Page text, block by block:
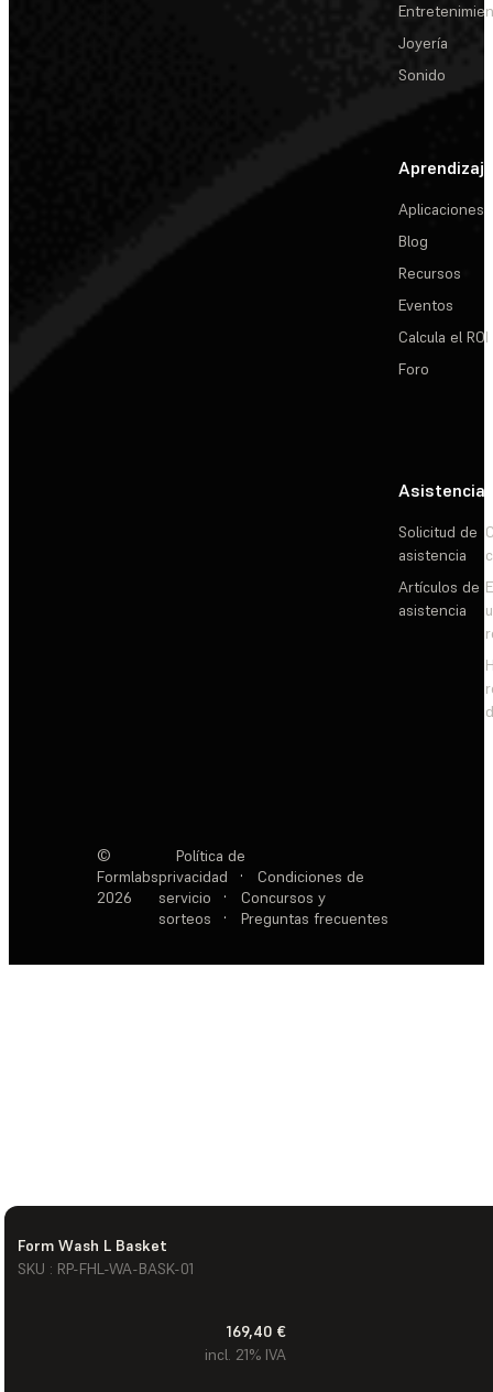
Form Wash L Basket
SKU : RP-FHL-WA-BASK-01
169,40 €
incl. 21% IVA
Joyería
Sonido
Aprendizaje
Aplicaciones
Blog
Recursos
Eventos
Calcula el ROI
Foro
Asistencia
Solicitud de
asistencia
Artículos de
asistencia
©
Formlabs
2026
Política de
privacidad
·
Condiciones de
servicio
·
Concursos y
sorteos
· Preguntas frecuentes